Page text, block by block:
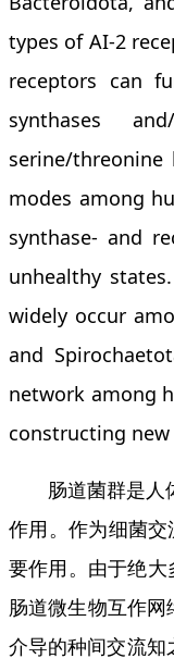
types of AI-2
receptors can
synthases
serine/
modes among
synthase- and
unhealthy
widely occur
and
network among
constructing
肠道菌群是人
作用。作为细菌
要作用。由于绝
肠道微生物互作
介导的种间交流知